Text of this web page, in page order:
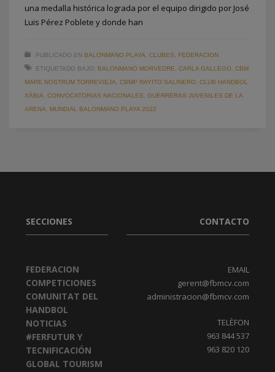
una medalla histórica lograda por el equipo dirigido por José
Luis Pérez Poblete y donde han
PUBLICADO EN BALONMANO PLAYA CLUBES
FEDERACION
ETIQUETADO BAJO: BALONMANO MORVEDRE CARLA GALLEGO CBM
MARE NOSTRUM TORREVIEJA
CBMP RAYITO SALINERO CLUB HANDBOL
XÀBIA
CONVOCATORIAS NACIONALES
GUERRERAS JUVENILES DE LA
ARENA
MUNDIAL BALONMANO PLAYA 2022
SECCIONES
FEDERACION
COMPETICIONES
COMUNITAT DEL
HANDBOL
NOTICIAS
#FERFUTUR Y
TECNIFICACIÓN
GLOBAL TOURISM
CONTACTO
EMAIL
gerent@fbmcv.com
administracion@fbmcv.com
TELÈFON
963 844 537
963 820 120